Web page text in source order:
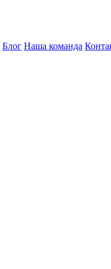
Блог Наша команда